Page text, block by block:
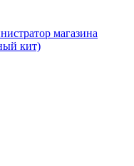
магазина
кит)